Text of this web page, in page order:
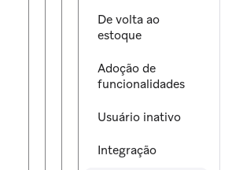
De volta ao
estoque
Adoção de
funcionalidades
Usuário inativo
Integração